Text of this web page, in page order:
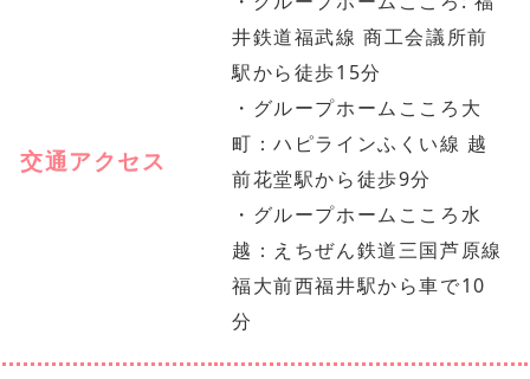
交通アクセス
井鉄道福武線 商工会議所前
駅から徒歩15分
・グループホームこころ大
町：ハピラインふくい線 越
前花堂駅から徒歩9分
・グループホームこころ水
越：えちぜん鉄道三国芦原線
福大前西福井駅から車で10
分